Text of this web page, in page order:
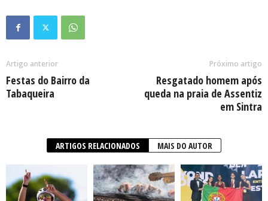
Artigo anterior
Festas do Bairro da
Tabaqueira
Próximo artigo
Resgatado homem após
queda na praia de Assentiz
em Sintra
ARTIGOS RELACIONADOS MAIS DO AUTOR